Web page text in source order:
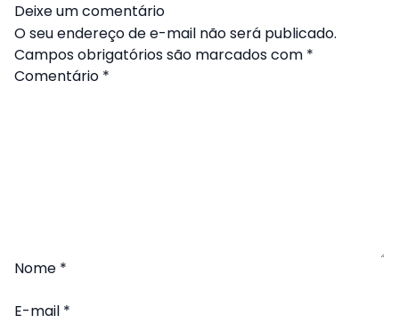
Deixe um comentário
O seu endereço de e-mail não será publicado.
Campos obrigatórios são marcados com *
Comentário *
Nome *
E-mail *